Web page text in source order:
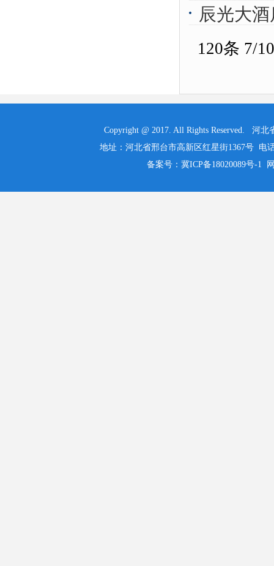
财务预
辰光大
120条 7/
Copyright @ 2017. All Rights Reserved. 河
地址：河北省邢台市高新区红星街1367号 电话
备案号：冀ICP备18020089号-1